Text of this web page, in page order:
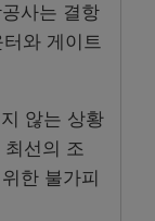
사는 결항
와 게이트
않는 상황
선의 조
한 불가피